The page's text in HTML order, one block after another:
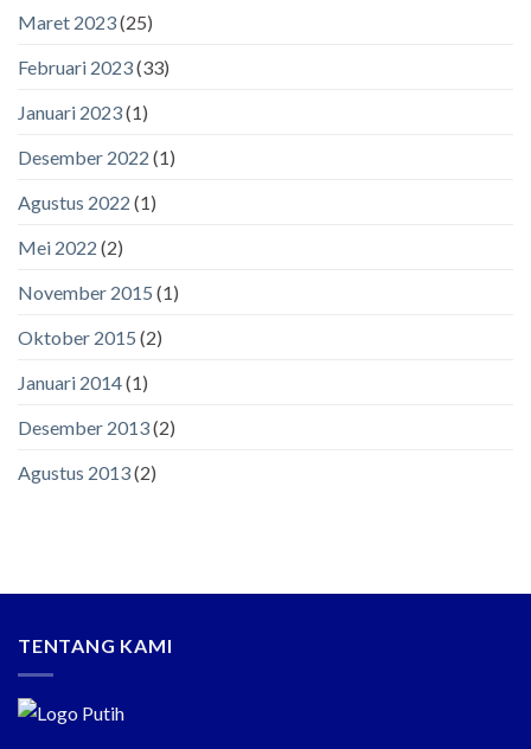
Maret 2023(25)
Februari 2023(33)
Januari 2023(1)
Desember 2022 (1)
Agustus 2022 (1)
Mei 2022 (2)
November 2015 (1)
Oktober 2015 (2)
Januari 2014(1)
Desember 2013(2)
Agustus 2013(2)
TENTANG KAMI